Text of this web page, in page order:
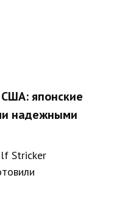
японские
надежными
Stricker